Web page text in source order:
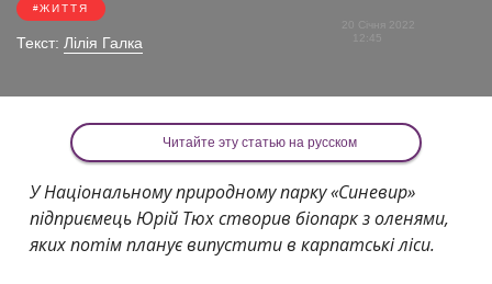
ЖИТТЯ
Текст: Лілія Галка
Читайте эту статью на русском
У Національному природному парку «Синевир»
підприємець Юрій Тюх створив біопарк з оленями,
яких потім планує випустити в карпатські ліси.